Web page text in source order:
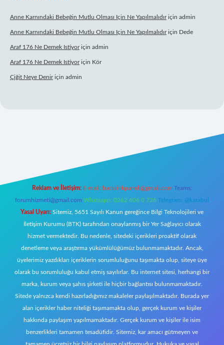
Anne Karnındaki Bebeğin Mutlu Olması Için Ne Yapılmalıdıriçin admin
Anne Karnındaki Bebeğin Mutlu Olması Için Ne Yapılmalıdıriçin Dede
Araf 176 Ne Demek Istiyoriçin admin
Araf 176 Ne Demek Istiyoriçin Kör
Çiğit Neye Deniriçin admin
Reklam ve İletişim: E-mail: backlinkpaneli@gmail.com Teams:
forumhizmeti@gmail.com Whatsapp: 0262 606 0 726 Telegram: @karabul
Yasal Uyarı: Sitemiz, 5651 Sayılı Kanun gereğince Bilgi Teknolojileri ve
İletişim Kurumu (BTK) tarafından onaylanmış bir Yer Sağlayıcı olarak
hizmet vermektedir. Bu nedenle, sitedeki içerikleri proaktif olarak
denetleme veya araştırma yükümlülüğümüz bulunmamaktadır. Ancak,
üyelerimiz yazdıkları içeriklerin sorumluluğunu taşımakta olup, siteye üye
olarak bu sorumluluğu kabul etmiş sayılırlar. Bu internet sitesi, herhangi bir
marka, kurum veya şahıs şirketi ile hiçbir bağlantısı bulunmamaktadır.
Sitede yalnızca kendi hazırladığımız makaleler paylaşılmaktadır. Burada yer
alan içerikler haber niteliği taşımamakta olup, gerçek kurum ve kişiler
hakkında paylaşım yapılmamaktadır. Gerçek kurum ve kişiler ile isim
benzerlikleri tamamen tesadüfidir. Sitemiz, kar amacı gütmeyen ve